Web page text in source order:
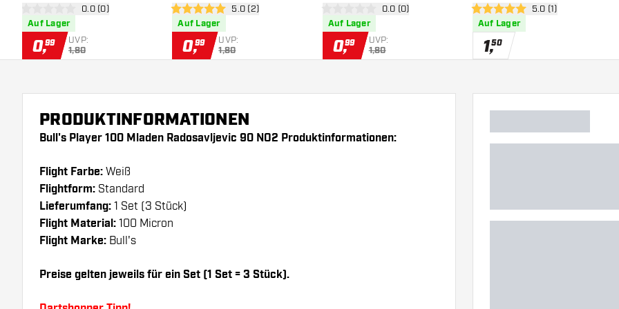
Bewertungsbereich öffnen
0 Bewertungssterne
0.0 (0)
Auf Lager
0,99 UVP:
1,80
Flights
Bewertungsbereich öffnen
5 Bewertungssterne
5.0 (2)
Auf Lager
0,99 UVP:
1,80
Bewertungsbereich öffnen
0 Bewertungssterne
0.0 (0)
Auf Lager
0,99 UVP:
1,80
Bewertungsbereich
5 Bewertungssterne
5.0 (1)
Auf Lager
1,50
PRODUKTINFORMATIONEN
Bull's Player 100 Mladen Radosavljevic 90 NO2 Produktinformationen:
Flight Farbe: Weiß
Flightform: Standard
Lieferumfang: 1 Set (3 Stück)
Flight Material: 100 Micron
Flight Marke: Bull's
Preise gelten jeweils für ein Set (1 Set = 3 Stück).